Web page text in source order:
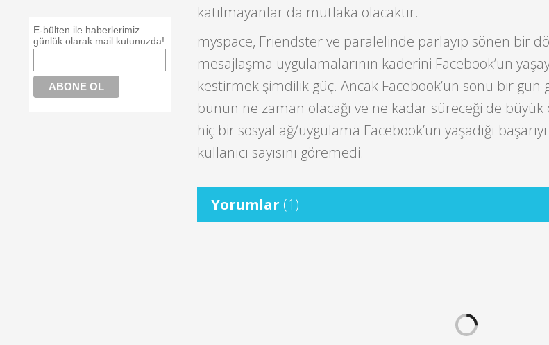
E-bülten ile haberlerimiz
günlük olarak mail kutunuzda!
katılmayanlar da mutlaka olacaktır.
myspace, Friendster ve paralelinde parlayıp sönen bir
mesajlaşma uygulamalarının kaderini Facebook’un
kestirmek şimdilik güç. Ancak Facebook’un sonu bir gün
bunun ne zaman olacağı ve ne kadar süreceği de büyük
hiç bir sosyal ağ/uygulama Facebook’un yaşadığı
kullanıcı sayısını göremedi.
Yorumlar (1)